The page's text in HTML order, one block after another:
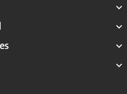



